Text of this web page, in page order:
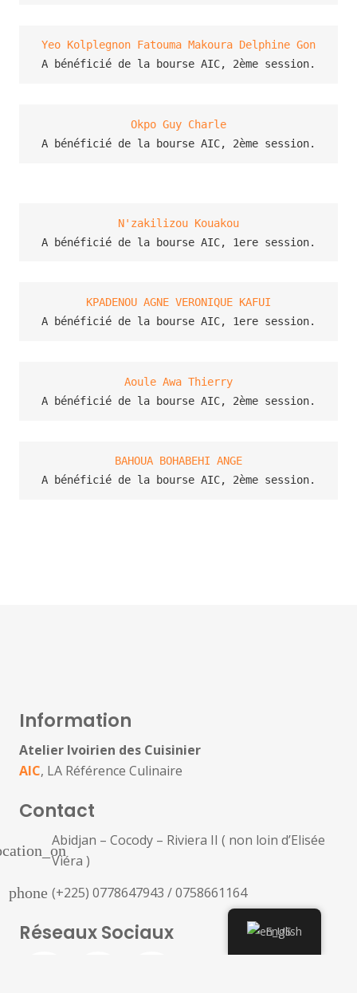
Yeo Kolplegnon Fatouma Makoura Delphine Gon
A bénéficié de la bourse AIC, 2ème session.
Okpo Guy Charle
A bénéficié de la bourse AIC, 2ème session.
N'zakilizou Kouakou
A bénéficié de la bourse AIC, 1ere session.
KPADENOU AGNE VERONIQUE KAFUI
A bénéficié de la bourse AIC, 1ere session.
Aoule Awa Thierry
A bénéficié de la bourse AIC, 2ème session.
BAHOUA BOHABEHI ANGE
A bénéficié de la bourse AIC, 2ème session.
Information
Atelier Ivoirien des Cuisinier
AIC, LA Référence Culinaire
Contact
Abidjan – Cocody – Riviera II ( non loin d’Elisée
Viéra )
phone (+225) 0778647943 / 0758661164
Réseaux Sociaux English